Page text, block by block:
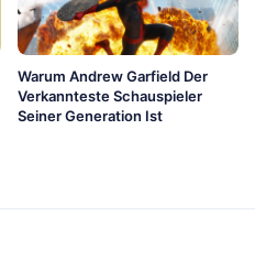
Warum Andrew Garfield Der
Verkannteste Schauspieler
Seiner Generation Ist